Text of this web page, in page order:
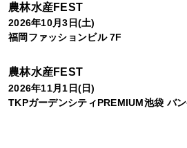
農林水産FEST
2026年10月3日(土)
福岡ファッションビル 7F
農林水産FEST
2026年11月1日(日)
TKPガーデンシティPREMIUM池袋 バ